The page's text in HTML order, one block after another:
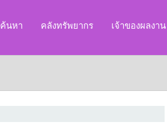
ค้นหา คลังทรัพยากร เจ้าของผลงาน